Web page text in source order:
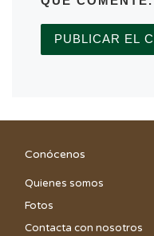
Conócenos
Quienes somos
Fotos
Contacta con nosotros